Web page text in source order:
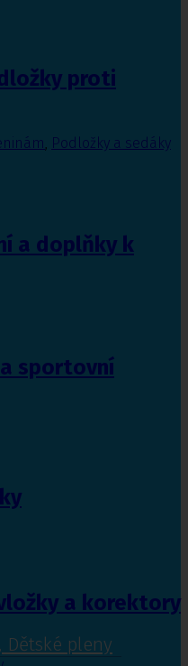
proti
, Podložky a sedáky
a doplňky k
sportovní
a korektory
Dětské pleny